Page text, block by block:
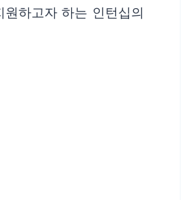
하고자 하는 인턴십의